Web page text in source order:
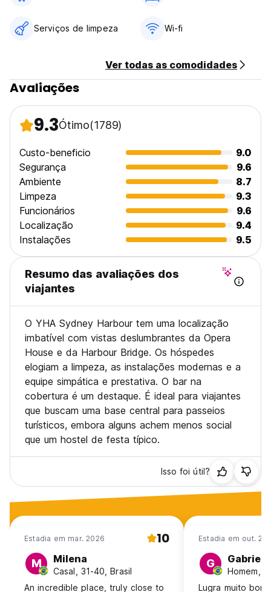
Serviços de limpeza Wi-fi
Ver todas as comodidades
Avaliações
9.3Ótimo(1789)
Custo-beneficio
9.0
Segurança
9.6
Ambiente
8.7
Limpeza
9.3
Funcionários
9.6
Localização
9.4
Instalações
9.5
Resumo das avaliações dos
viajantes
O YHA Sydney Harbour tem uma localização
imbatível com vistas deslumbrantes da Opera
House e da Harbour Bridge. Os hóspedes
elogiam a limpeza, as instalações modernas e a
equipe simpática e prestativa. O bar na
cobertura é um destaque. É ideal para viajantes
que buscam uma base central para passeios
turísticos, embora alguns achem menos social
que um hostel de festa típico.
Isso foi útil?
Estadia em mar. 2026 10
M Milena
Casal, 31-40, Brasil
An incredible place, truly close to
Estadia em out.
G Gabriel
Homem,
Lugra muito